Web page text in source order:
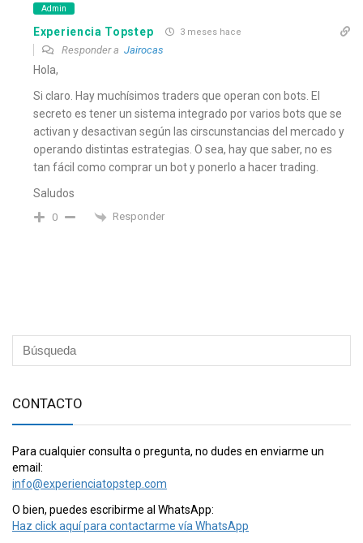
Admin
Experiencia Topstep 3 meses hace
Responder a Jairocas
Hola,
Si claro. Hay muchísimos traders que operan con bots. El
secreto es tener un sistema integrado por varios bots que se
activan y desactivan según las cirscunstancias del mercado y
operando distintas estrategias. O sea, hay que saber, no es
tan fácil como comprar un bot y ponerlo a hacer trading.
Saludos
0 Responder
CONTACTO
Para cualquier consulta o pregunta, no dudes en enviarme un
email:
info@experienciatopstep.com
O bien, puedes escribirme al WhatsApp:
Haz click aquí para contactarme vía WhatsApp